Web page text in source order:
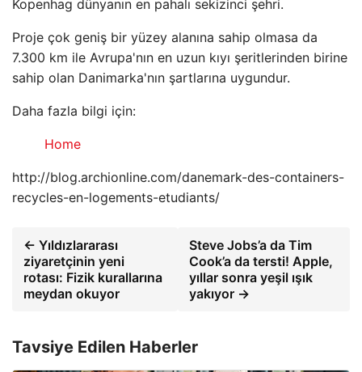
Kopenhag dünyanın en pahalı sekizinci şehri.
Proje çok geniş bir yüzey alanına sahip olmasa da
7.300 km ile Avrupa'nın en uzun kıyı şeritlerinden birine
sahip olan Danimarka'nın şartlarına uygundur.
Daha fazla bilgi için:
Home
http://blog.archionline.com/danemark-des-containers-
recycles-en-logements-etudiants/
← Yıldızlararası
ziyaretçinin yeni
rotası: Fizik kurallarına
meydan okuyor
Steve Jobs’a da Tim
Cook’a da tersti! Apple,
yıllar sonra yeşil ışık
yakıyor →
Tavsiye Edilen Haberler